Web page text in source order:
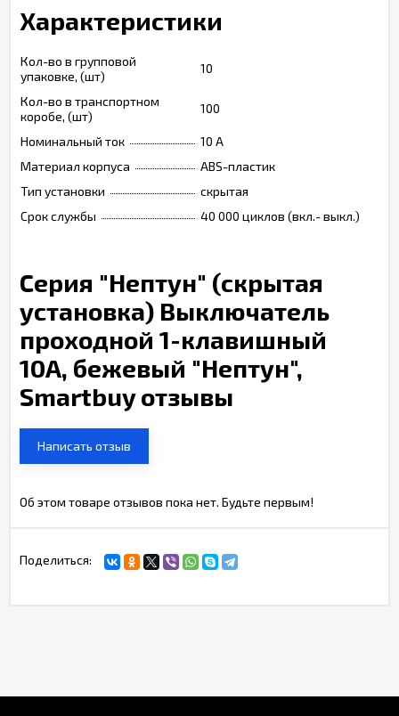
Характеристики
Кол-во в групповой
упаковке, (шт)
10
Кол-во в транспортном
коробе, (шт)
100
Номинальный ток
10 A
Материал корпуса
ABS-пластик
Тип установки
скрытая
Срок службы
40 000 циклов (вкл.- выкл.)
Серия "Нептун" (скрытая
установка) Выключатель
проходной 1-клавишный
10А, бежевый "Нептун",
Smartbuy отзывы
Написать отзыв
Об этом товаре отзывов пока нет. Будьте первым!
Поделиться: